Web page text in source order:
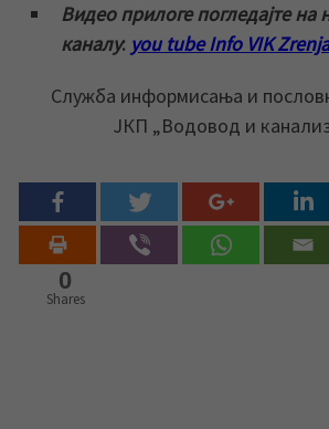
Видео прилоге погледајте на
каналу: you tube Info VIK
Служба информисања и
ЈКП „Водовод и
0
Shares